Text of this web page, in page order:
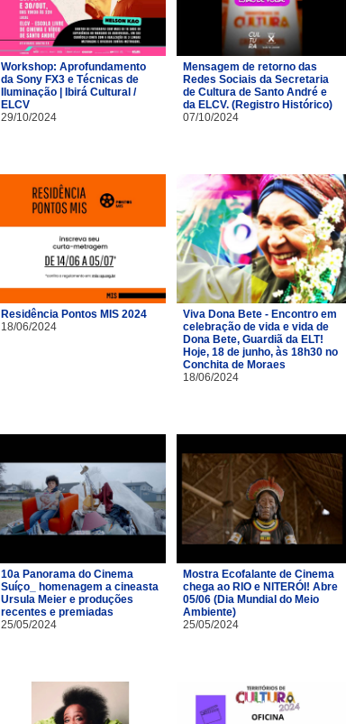
Workshop: Aprofundamento
da Sony FX3 e Técnicas de
Iluminação | Ibirá Cultural /
ELCV
29/10/2024
Mensagem de retorno das
Redes Sociais da Secretaria
de Cultura de Santo André e
da ELCV. (Registro Histórico)
07/10/2024
Residência Pontos MIS 2024
18/06/2024
Viva Dona Bete - Encontro em
celebração de vida e vida de
Dona Bete, Guardiã da ELT!
Hoje, 18 de junho, às 18h30 no
Conchita de Moraes
18/06/2024
10a Panorama do Cinema
Suíço_ homenagem a cineasta
Ursula Meier e produções
recentes e premiadas
25/05/2024
Mostra Ecofalante de Cinema
chega ao RIO e NITERÓI! Abre
05/06 (Dia Mundial do Meio
Ambiente)
25/05/2024